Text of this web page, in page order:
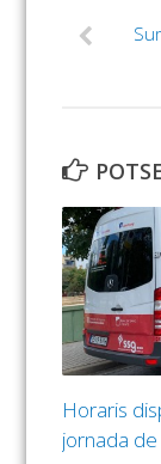
Horaris
jornada